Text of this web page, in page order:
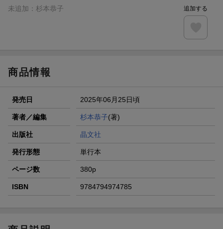
楽天モバイル紹介キャンペーンの拡散で300円OFFクーポン
条件達成で楽天限定・宝塚歌劇 宙組貸切公演ペアチケット
未追加： 杉本恭子 追加する
商品情報
発売日 2025年06月25日頃
著者／編集 杉本恭子(著)
出版社 晶文社
発行形態 単行本
ページ数 380p
ISBN 9784794974785